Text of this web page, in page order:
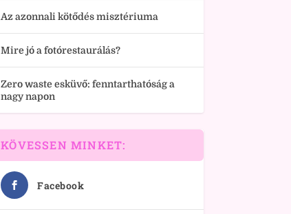
Az azonnali kötődés misztériuma
Mire jó a fotórestaurálás?
Zero waste esküvő: fenntarthatóság a
nagy napon
KÖVESSEN MINKET:
Facebook